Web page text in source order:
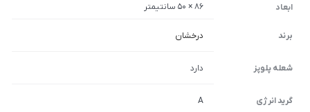
ابعاد 86 × 50 سانتیمتر
برند درخشان
شعله پلوپز دارد
گرید انرژی A